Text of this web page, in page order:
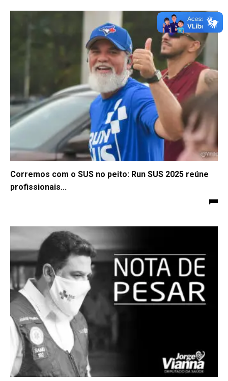
Corremos com o SUS no peito: Run SUS 2025 reúne
profissionais...